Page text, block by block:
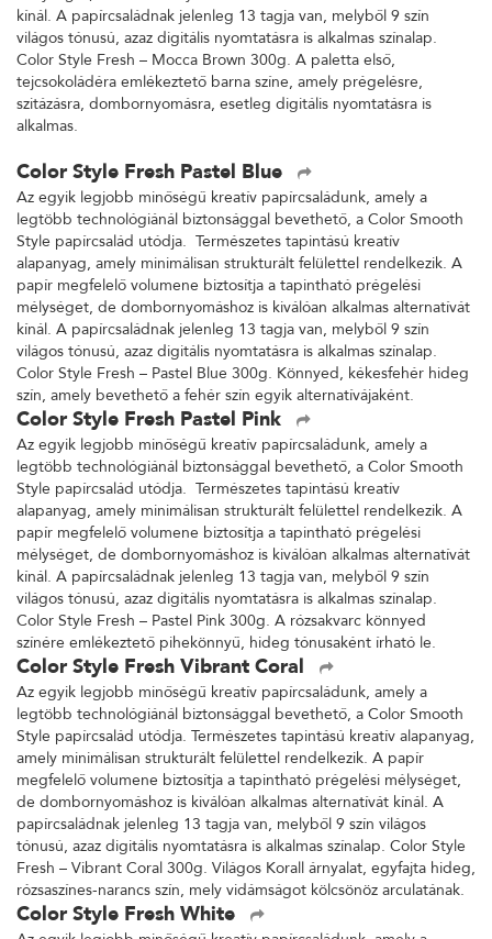
kínál. A papírcsaládnak jelenleg 13 tagja van, melyből 9 szín
világos tónusú, azaz digitális nyomtatásra is alkalmas színalap.
Color Style Fresh – Mocca Brown 300g. A paletta első,
tejcsokoládéra emlékeztető barna színe, amely prégelésre,
szitázásra, dombornyomásra, esetleg digitális nyomtatásra is
alkalmas.
Color Style Fresh Pastel Blue
Az egyik legjobb minőségű kreatív papírcsaládunk, amely a
legtöbb technológiánál biztonsággal bevethető, a Color Smooth
Style papírcsalád utódja. Természetes tapintású kreatív
alapanyag, amely minimálisan strukturált felülettel rendelkezik. A
papír megfelelő volumene biztosítja a tapintható prégelési
mélységet, de dombornyomáshoz is kiválóan alkalmas alternatívát
kínál. A papírcsaládnak jelenleg 13 tagja van, melyből 9 szín
világos tónusú, azaz digitális nyomtatásra is alkalmas színalap.
Color Style Fresh – Pastel Blue 300g. Könnyed, kékesfehér hideg
szín, amely bevethető a fehér szín egyik alternatívájaként.
Color Style Fresh Pastel Pink
Az egyik legjobb minőségű kreatív papírcsaládunk, amely a
legtöbb technológiánál biztonsággal bevethető, a Color Smooth
Style papírcsalád utódja. Természetes tapintású kreatív
alapanyag, amely minimálisan strukturált felülettel rendelkezik. A
papír megfelelő volumene biztosítja a tapintható prégelési
mélységet, de dombornyomáshoz is kiválóan alkalmas alternatívát
kínál. A papírcsaládnak jelenleg 13 tagja van, melyből 9 szín
világos tónusú, azaz digitális nyomtatásra is alkalmas színalap.
Color Style Fresh – Pastel Pink 300g. A rózsakvarc könnyed
színére emlékeztető pihekönnyű, hideg tónusaként írható le.
Color Style Fresh Vibrant Coral
Az egyik legjobb minőségű kreatív papírcsaládunk, amely a
legtöbb technológiánál biztonsággal bevethető, a Color Smooth
Style papírcsalád utódja. Természetes tapintású kreatív alapanyag,
amely minimálisan strukturált felülettel rendelkezik. A papír
megfelelő volumene biztosítja a tapintható prégelési mélységet,
de dombornyomáshoz is kiválóan alkalmas alternatívát kínál. A
papírcsaládnak jelenleg 13 tagja van, melyből 9 szín világos
tónusú, azaz digitális nyomtatásra is alkalmas színalap. Color Style
Fresh – Vibrant Coral 300g. Világos Korall árnyalat, egyfajta hideg,
rózsaszínes-narancs szín, mely vidámságot kölcsönöz arculatának.
Color Style Fresh White